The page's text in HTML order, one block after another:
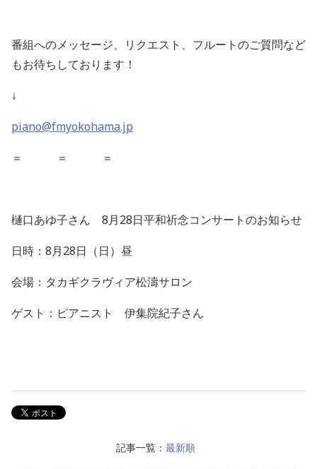
番組へのメッセージ、リクエスト、フルートのご質問など
もお待ちしております！
↓
piano@fmyokohama.jp
＝ ＝ ＝
樋口あゆ子さん 8月28日平和祈念コンサートのお知らせ
日時：8月28日（日）昼
会場：タカギクラヴィア松濤サロン
ゲスト：ピアニスト 伊集院紀子さん
記事一覧： 最新順